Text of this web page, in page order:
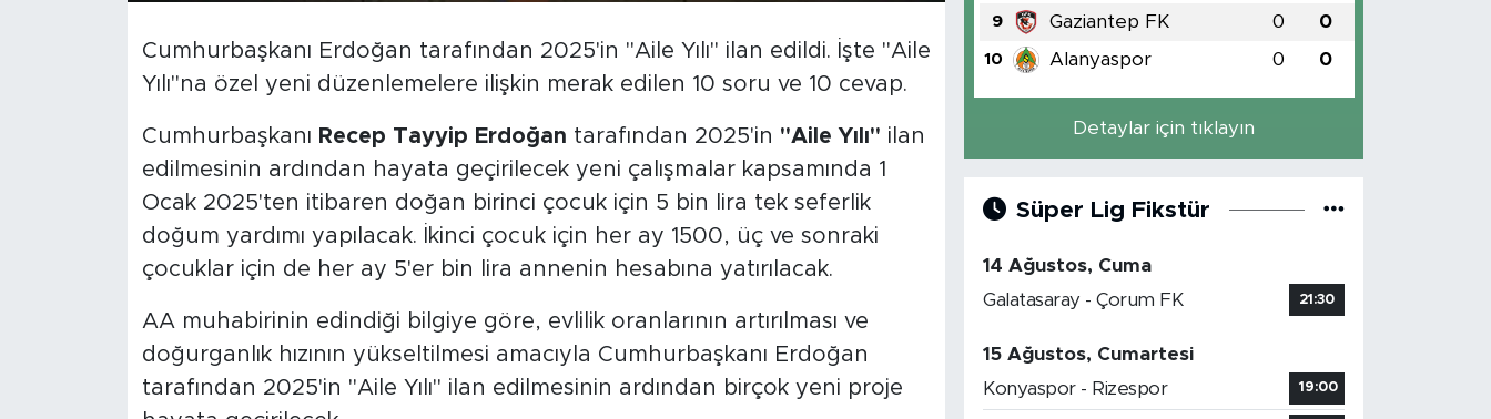
Cumhurbaşkanı Erdoğan tarafından 2025'in "Aile Yılı" ilan edildi. İşte "Aile
Yılı"na özel yeni düzenlemelere ilişkin merak edilen 10 soru ve 10 cevap.
Cumhurbaşkanı Recep Tayyip Erdoğan tarafından 2025'in "Aile Yılı" ilan
edilmesinin ardından hayata geçirilecek yeni çalışmalar kapsamında 1
Ocak 2025'ten itibaren doğan birinci çocuk için 5 bin lira tek seferlik
doğum yardımı yapılacak. İkinci çocuk için her ay 1500, üç ve sonraki
çocuklar için de her ay 5'er bin lira annenin hesabına yatırılacak.
AA muhabirinin edindiği bilgiye göre, evlilik oranlarının artırılması ve
doğurganlık hızının yükseltilmesi amacıyla Cumhurbaşkanı Erdoğan
tarafından 2025'in "Aile Yılı" ilan edilmesinin ardından birçok yeni proje
9 Gaziantep FK 0 0
10 Alanyaspor 0 0
Detaylar için tıklayın
Süper Lig Fikstür
14 Ağustos, Cuma
Galatasaray - Çorum FK
21:30
15 Ağustos, Cumartesi
Konyaspor - Rizespor
19:00
KÜLTÜR SANAT
TARİHTEN GÜNÜMÜZE